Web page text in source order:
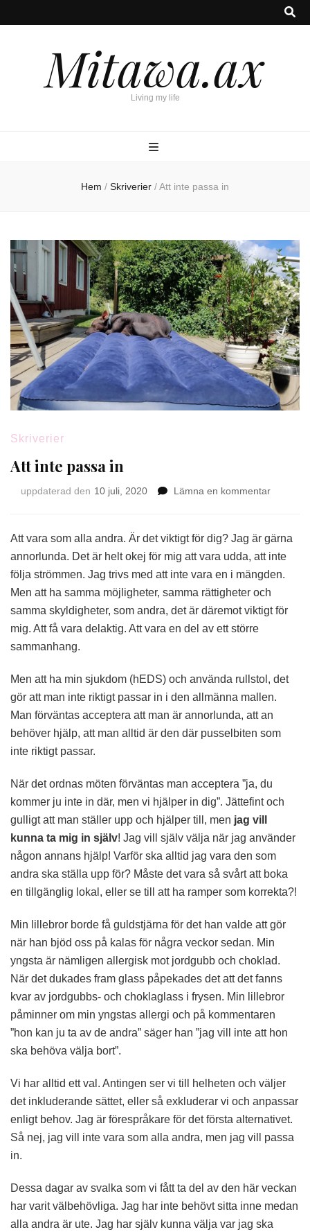
Mitawa.ax
Living my life
Hem / Skriverier /Att inte passa in
Skriverier
Att inte passa in
uppdaterad den 10 juli, 2020 Lämna en kommentarpå
passa
Att vara som alla andra. Är det viktigt för dig? Jag är gärna
annorlunda. Det är helt okej för mig att vara udda, att inte
följa strömmen. Jag trivs med att inte vara en i mängden.
Men att ha samma möjligheter, samma rättigheter och
samma skyldigheter, som andra, det är däremot viktigt för
mig. Att få vara delaktig. Att vara en del av ett större
sammanhang.
Men att ha min sjukdom (hEDS) och använda rullstol, det
gör att man inte riktigt passar in i den allmänna mallen.
Man förväntas acceptera att man är annorlunda, att an
behöver hjälp, att man alltid är den där pusselbiten som
inte riktigt passar.
När det ordnas möten förväntas man acceptera ”ja, du
kommer ju inte in där, men vi hjälper in dig”. Jättefint och
gulligt att man ställer upp och hjälper till, men jag vill
kunna ta mig in själv! Jag vill själv välja när jag använder
någon annans hjälp! Varför ska alltid jag vara den som
andra ska ställa upp för? Måste det vara så svårt att boka
en tillgänglig lokal, eller se till att ha ramper som korrekta?!
Min lillebror borde få guldstjärna för det han valde att gör
när han bjöd oss på kalas för några veckor sedan. Min
yngsta är nämligen allergisk mot jordgubb och choklad.
När det dukades fram glass påpekades det att det fanns
kvar av jordgubbs- och choklaglass i frysen. Min lillebror
påminner om min yngstas allergi och på kommentaren
”hon kan ju ta av de andra” säger han ”jag vill inte att hon
ska behöva välja bort”.
Vi har alltid ett val. Antingen ser vi till helheten och väljer
det inkluderande sättet, eller så exkluderar vi och anpassar
enligt behov. Jag är förespråkare för det första alternativet.
Så nej, jag vill inte vara som alla andra, men jag vill passa
in.
Dessa dagar av svalka som vi fått ta del av den här veckan
har varit välbehövliga. Jag har inte behövt sitta inne medan
alla andra är ute. Jag har själv kunna välja var jag ska